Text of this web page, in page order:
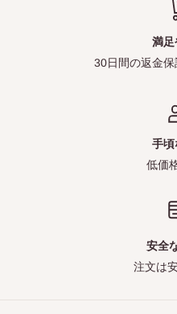
満足
30日間の返金
手頃
低価
安全
注文は